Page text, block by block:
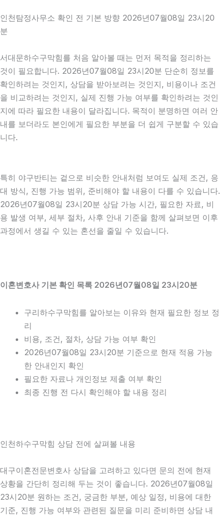
인천탐정사무소 확인 전 기본 방향 2026년07월08일 23시20
분
서대문하수구막힘를 처음 알아볼 때는 먼저 목적을 정리하는
것이 필요합니다. 2026년07월08일 23시20분 단순히 정보를
확인하려는 것인지, 상담을 받아보려는 것인지, 비용이나 조건
을 비교하려는 것인지, 실제 진행 가능 여부를 확인하려는 것인
지에 따라 필요한 내용이 달라집니다. 목적이 분명하면 여러 안
내를 보더라도 본인에게 필요한 부분을 더 쉽게 구분할 수 있습
니다.
특히 야구반티는 겉으로 비슷한 안내처럼 보여도 실제 조건, 응
대 방식, 진행 가능 범위, 준비해야 할 내용이 다를 수 있습니다.
2026년07월08일 23시20분 상담 가능 시간, 필요한 자료, 비
용 발생 여부, 세부 절차, 사후 안내 기준을 함께 살펴보면 이후
과정에서 생길 수 있는 혼선을 줄일 수 있습니다.
이혼변호사 기본 확인 목록 2026년07월08일 23시20분
구리하수구막힘를 알아보는 이유와 현재 필요한 정보 정
리
비용, 조건, 절차, 상담 가능 여부 확인
2026년07월08일 23시20분 기준으로 현재 적용 가능
한 안내인지 확인
필요한 자료나 개인정보 제출 여부 확인
최종 진행 전 다시 확인해야 할 내용 정리
인천하수구막힘 상담 전에 살펴볼 내용
대구이혼전문변호사 상담을 고려하고 있다면 문의 전에 현재
상황을 간단히 정리해 두는 것이 좋습니다. 2026년07월08일
23시20분 원하는 조건, 궁금한 부분, 예상 일정, 비용에 대한
기준, 진행 가능 여부와 관련된 질문을 미리 준비하면 상담 내